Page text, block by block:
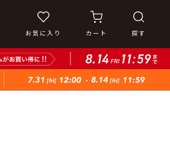
お気に入り カート 探す